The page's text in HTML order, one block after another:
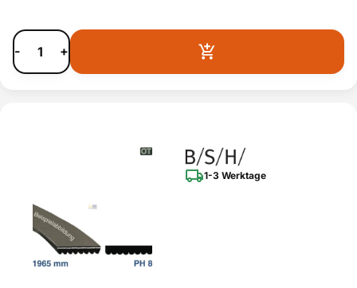
- +
1-3 Werktage